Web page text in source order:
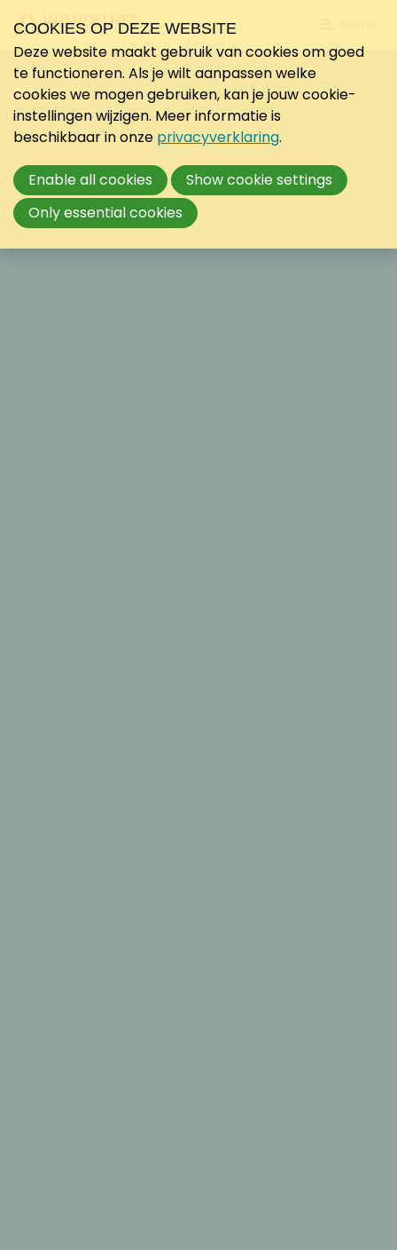
to
COOKIES OP DEZE WEBSITE
Deze website maakt gebruik van cookies om goed
te functioneren. Als je wilt aanpassen welke
cookies we mogen gebruiken, kan je jouw cookie-
instellingen wijzigen. Meer informatie is
beschikbaar in onze privacyverklaring.
Enable all cookies
Show cookie settings
Only essential cookies